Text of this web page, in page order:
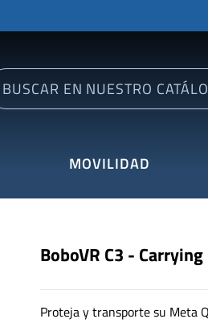
MOVILIDAD
BoboVR C3 - Carrying
Proteja y transporte su Meta